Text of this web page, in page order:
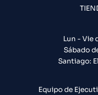
Lun - Vie
Sábado
Santiago:
Equipo de